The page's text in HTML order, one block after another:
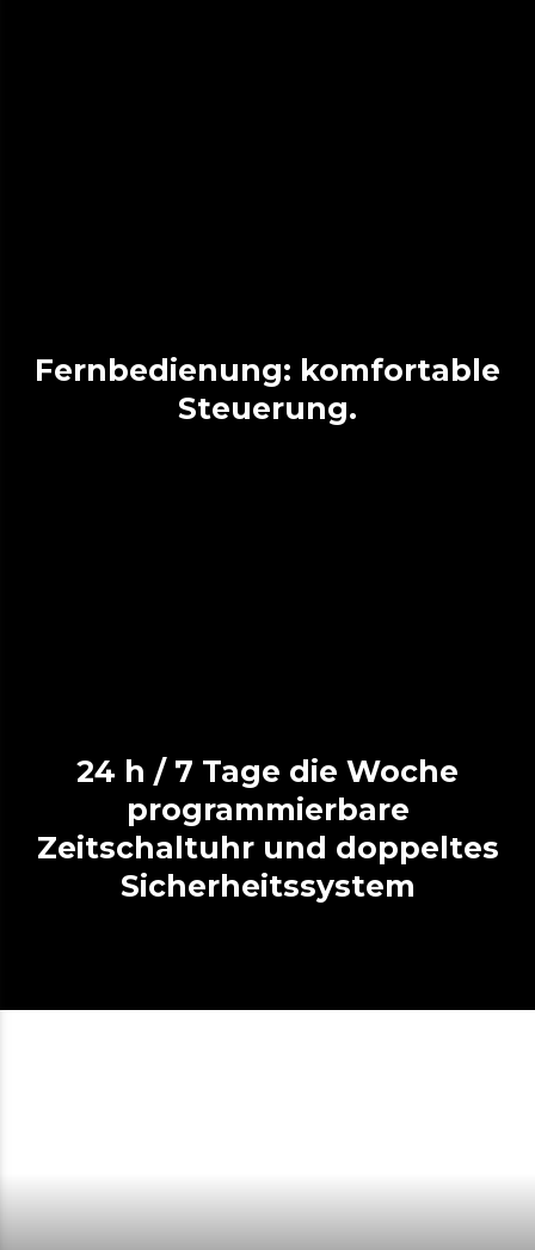
Fernbedienung: komfortable
Steuerung.
24 h / 7 Tage die Woche
programmierbare
Zeitschaltuhr und doppeltes
Sicherheitssystem